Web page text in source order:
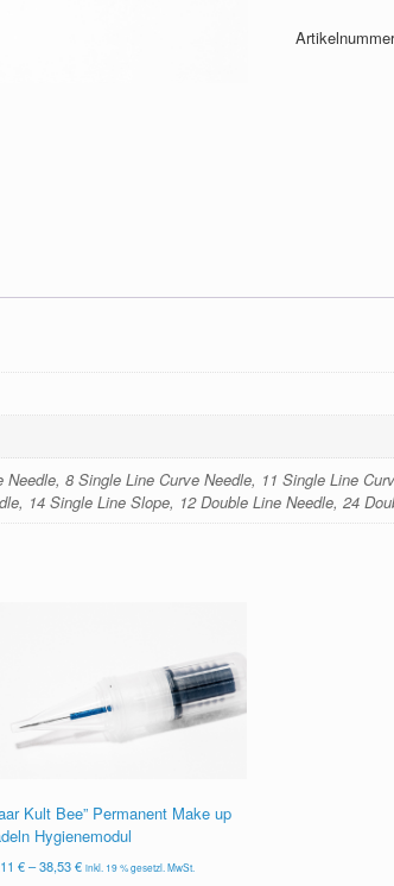
"Scratch
method"
Needle, 8 Single Line Curve Needle, 11 Single Line
14 Single Line Slope, 12 Double Line Needle, 24
Kult Bee” Permanent Make up
Hygienemodul
€–38,53€ inkl. 19 % gesetzl. MwSt.